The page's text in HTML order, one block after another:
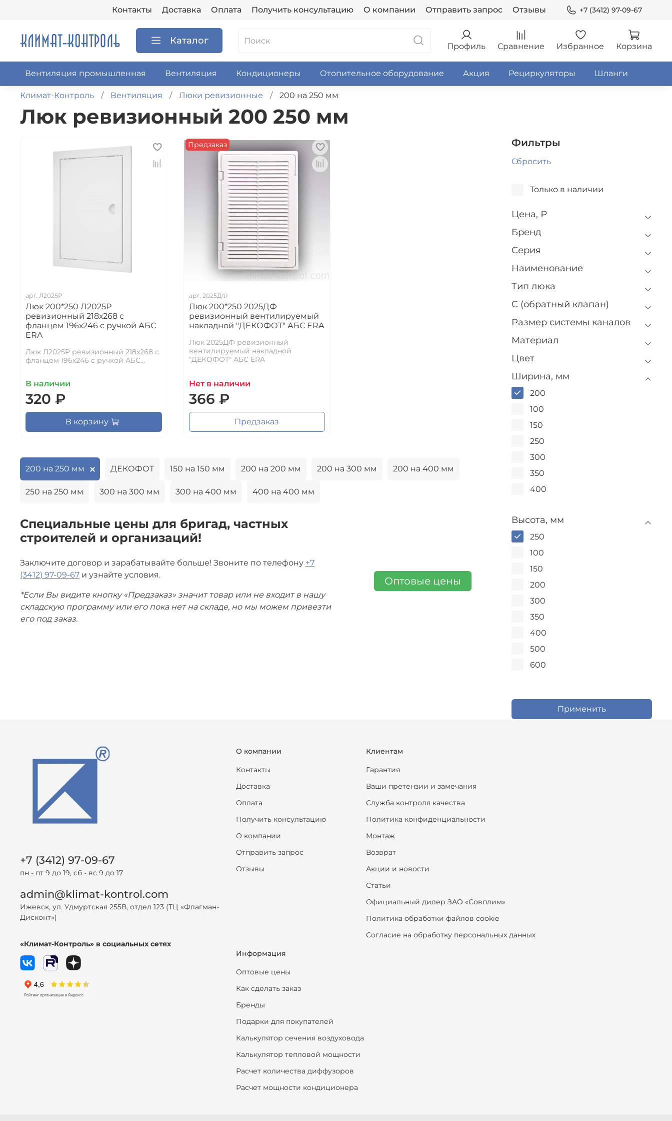
Контакты Доставка Оплата Получить консультацию О компании Отправить запрос Отзывы +7 (3412) 97-09-67
Каталог Профиль Сравнение Избранное Корзина
Вентиляция промышленная Вентиляция Кондиционеры Отопительное оборудование Акция Рециркуляторы Шланги
Климат-Контроль Вентиляция Люки ревизионные 200 на 250 мм
Люк ревизионный 200 250 мм
арт. Л2025Р
Люк 200*250 Л2025Р
ревизионный 218х268 с
фланцем 196х246 с ручкой АБС
ERA
Люк Л2025Р ревизионный 218х268 с
фланцем 196х246 с ручкой АБС...
В наличии
320 ₽
В корзину
Предзаказ
арт. 2025ДФ
Люк 200*250 2025ДФ
ревизионный вентилируемый
накладной "ДЕКОФОТ" АБС ERA
Люк 2025ДФ ревизионный
вентилируемый накладной
"ДЕКОФОТ" АБС ERA
Нет в наличии
366 ₽
Предзаказ
200 на 250 мм ДЕКОФОТ 150 на 150 мм 200 на 200 мм 200 на 300 мм 200 на 400 мм
250 на 250 мм 300 на 300 мм 300 на 400 мм 400 на 400 мм
Специальные цены для бригад, частных
строителей и организаций!
Заключите договор и зарабатывайте больше! Звоните по телефону +7
(3412) 97-09-67 и узнайте условия.
*Если Вы видите кнопку «Предзаказ» значит товар или не входит в нашу
складскую программу или его пока нет на складе, но мы можем привезти
его под заказ.
Оптовые цены
Фильтры
Сбросить
Только в наличии
Цена, ₽
Бренд
Серия
Наименование
Тип люка
C (обратный клапан)
Размер системы каналов
Материал
Цвет
Ширина, мм
200
100
150
250
300
350
400
Высота, мм
250
100
150
200
300
350
400
500
600
Применить
О компании
Контакты
Доставка
Оплата
Получить консультацию
О компании
Отправить запрос
Отзывы
Клиентам
Гарантия
Ваши претензии и замечания
Служба контроля качества
Политика конфиденциальности
Монтаж
Возврат
Акции и новости
Статьи
Официальный дилер ЗАО «Совплим»
Политика обработки файлов cookie
Согласие на обработку персональных данных
Информация
Оптовые цены
Как сделать заказ
Бренды
Подарки для покупателей
Калькулятор сечения воздуховода
Калькулятор тепловой мощности
Расчет количества диффузоров
Расчет мощности кондиционера
+7 (3412) 97-09-67
пн - пт 9 до 19, сб - вс 9 до 17
admin@klimat-kontrol.com
Ижевск, ул. Удмуртская 255В, отдел 123 (ТЦ «Флагман-
Дисконт»)
«Климат-Контроль» в социальных сетях